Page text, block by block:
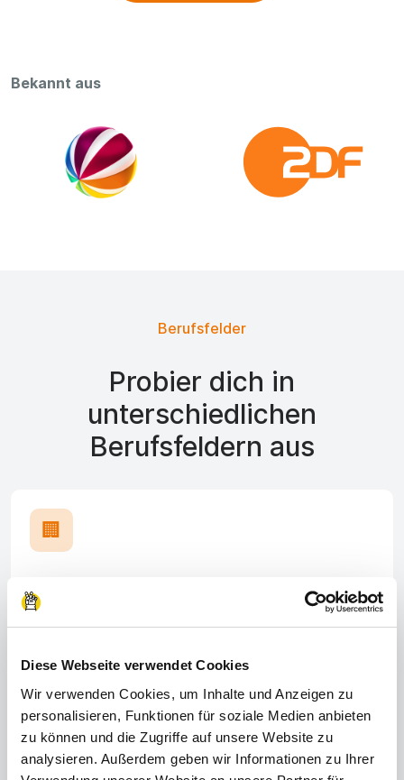
Diese Webseite verwendet Cookies
Wir verwenden Cookies, um Inhalte und Anzeigen zu
personalisieren, Funktionen für soziale Medien anbieten
zu können und die Zugriffe auf unsere Website zu
analysieren. Außerdem geben wir Informationen zu Ihrer
Bekannt aus
Berufsfelder
Probier dich in
unterschiedlichen
Berufsfeldern aus
🏢
Verwaltungs- & Finanzbüro
im Unternehmen, sodass alle Abläufe reibungslos